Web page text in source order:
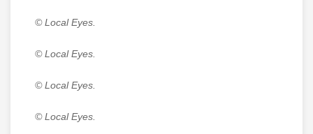
© Local Eyes.
© Local Eyes.
© Local Eyes.
© Local Eyes.